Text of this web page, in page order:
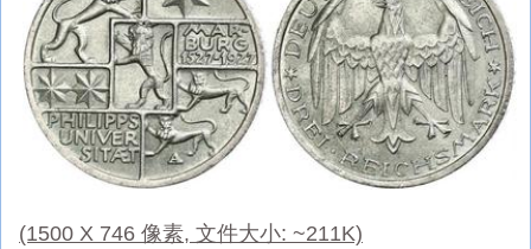
(1500 X 746 像素, 文件大小: ~211K)